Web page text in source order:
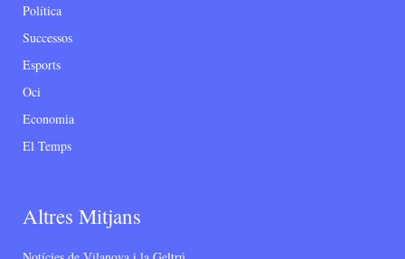
Política
Successos
Esports
Oci
Economia
El Temps
Altres Mitjans